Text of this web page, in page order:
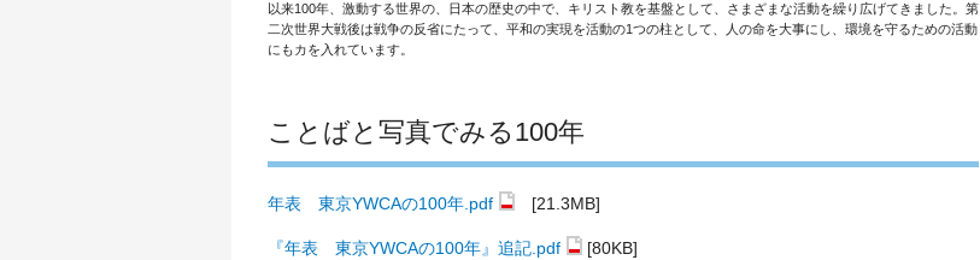
以来100年、激動する世界の、日本の歴史の中で、キリスト教を基盤として、さまざまな活動を繰り広げてきました。第
二次世界大戦後は戦争の反省にたって、平和の実現を活動の1つの柱として、人の命を大事にし、環境を守るための活動
にもカを入れています。
ことばと写真でみる100年
年表 東京YWCAの100年.pdf [21.3MB]
『年表 東京YWCAの100年』追記.pdf [80KB]